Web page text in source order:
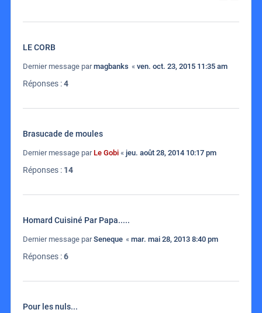
LE CORB
Dernier message parmagbanks « ven. oct. 23, 2015 11:35 am
Réponses :4
Brasucade de moules
Dernier message par Le Gobi « jeu. août 28, 2014 10:17 pm
Réponses : 14
Homard Cuisiné Par Papa.....
Dernier message parSeneque « mar. mai 28, 2013 8:40 pm
Réponses :6
Pour les nuls...